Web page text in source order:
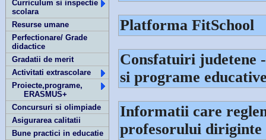
Curriculum si inspectie
scolara
Resurse umane
Perfectionare/ Grade
didactice
Gradatii de merit
Activitati extrascolare
Proiecte,programe,
ERASMUS+
Concursuri si olimpiade
Asigurarea calitatii
Bune practici in educatie
Platforma FitSchool
Consfatuiri judetene
si programe
Informatii care
profesorului diriginte